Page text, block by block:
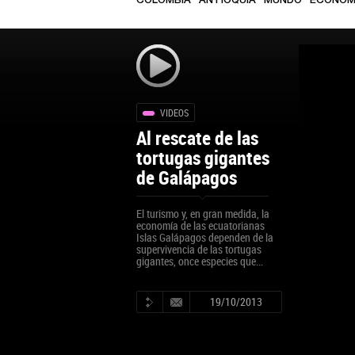
VIDEOS
Al rescate de las
tortugas gigantes
de Galápagos
El turismo y, en gran medida, la
economía de las ecuatorianas
Islas Galápagos dependen de la
supervivencia de las tortugas
gigantes, once especies que...
19/10/2013